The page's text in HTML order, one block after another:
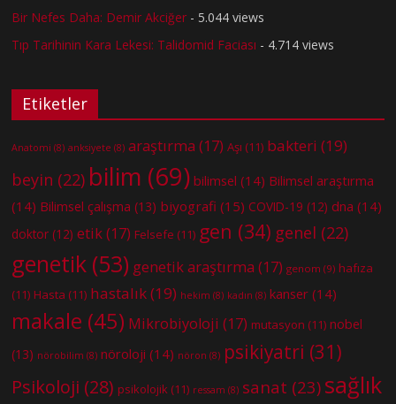
Bir Nefes Daha: Demir Akciğer - 5.044 views
Tıp Tarihinin Kara Lekesi: Talidomid Faciası - 4.714 views
Etiketler
Anatomi (8) anksiyete (8) araştırma (17) Aşı (11) bakteri (19)
beyin (22) bilim (69) bilimsel (14) Bilimsel araştırma
(14) Bilimsel çalışma (13) biyografi (15) COVID-19 (12) dna (14)
doktor (12) etik(17) Felsefe (11) gen (34) genel (22)
genetik (53) genetik araştırma (17) genom (9) hafıza
(11) Hasta (11) hastalık(19) hekim (8) kadın (8) kanser (14)
makale (45) Mikrobiyoloji (17) mutasyon (11) nobel
(13) nörobilim (8) nöroloji (14) nöron (8) psikiyatri (31)
Psikoloji (28) psikolojik (11) ressam (8) sanat (23) sağlık